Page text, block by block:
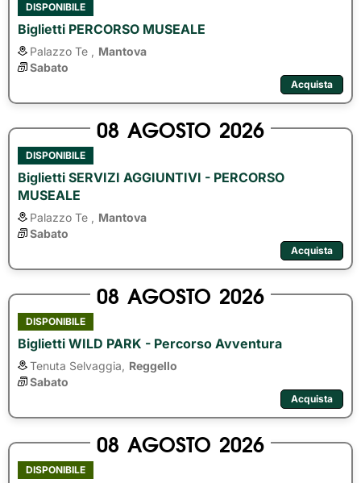
DISPONIBILE
Biglietti PERCORSO MUSEALE
Palazzo Te ,
Mantova
Sabato
Acquista
08 AGOSTO 2026
DISPONIBILE
Biglietti SERVIZI AGGIUNTIVI - PERCORSO
MUSEALE
Palazzo Te ,
Mantova
Sabato
Acquista
08 AGOSTO 2026
DISPONIBILE
Biglietti WILD PARK - Percorso Avventura
Tenuta Selvaggia,
Reggello
Sabato
Acquista
08 AGOSTO 2026
DISPONIBILE